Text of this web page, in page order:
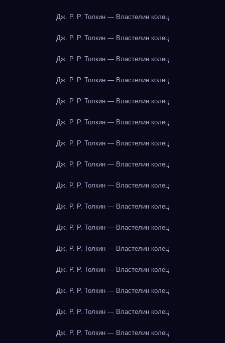
Дж. Р. Р. Толкин — Властелин колец
Дж. Р. Р. Толкин — Властелин колец
Дж. Р. Р. Толкин — Властелин колец
Дж. Р. Р. Толкин — Властелин колец
Дж. Р. Р. Толкин — Властелин колец
Дж. Р. Р. Толкин — Властелин колец
Дж. Р. Р. Толкин — Властелин колец
Дж. Р. Р. Толкин — Властелин колец
Дж. Р. Р. Толкин — Властелин колец
Дж. Р. Р. Толкин — Властелин колец
Дж. Р. Р. Толкин — Властелин колец
Дж. Р. Р. Толкин — Властелин колец
Дж. Р. Р. Толкин — Властелин колец
Дж. Р. Р. Толкин — Властелин колец
Дж. Р. Р. Толкин — Властелин колец
Дж. Р. Р. Толкин — Властелин колец